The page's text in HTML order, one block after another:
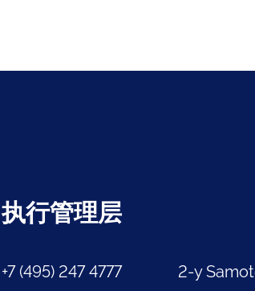
执行管理层
+7 (495) 247 4777
2-y